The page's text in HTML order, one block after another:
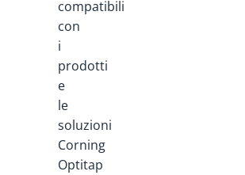
compatibili
con
i
prodotti
e
le
soluzioni
Corning
Optitap